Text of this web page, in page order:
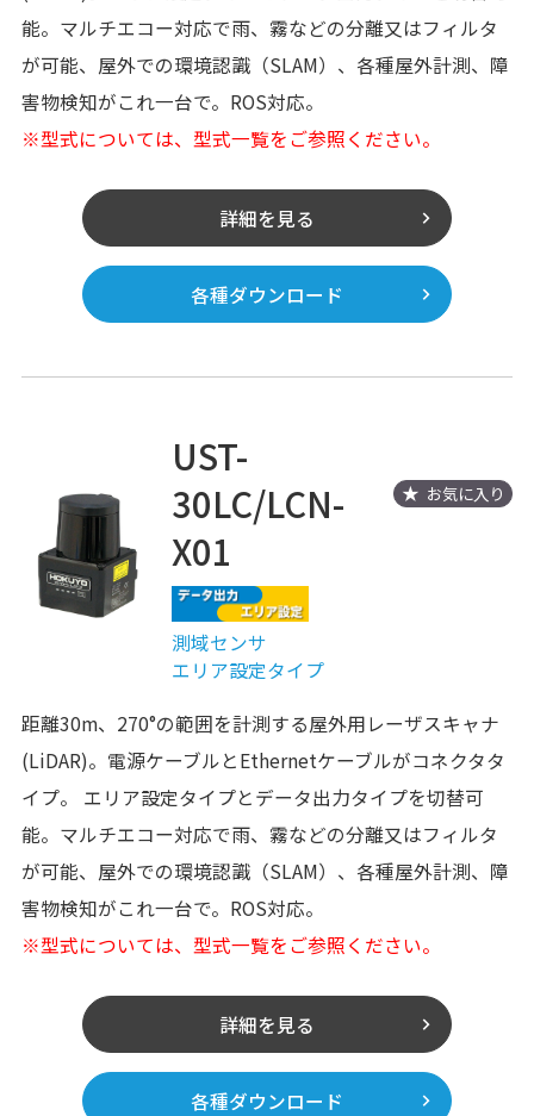
能。マルチエコー対応で雨、霧などの分離又はフィルタ
が可能、屋外での環境認識（SLAM）、各種屋外計測、障
害物検知がこれ一台で。ROS対応。
※型式については、型式一覧をご参照ください。
詳細を見る
各種ダウンロード
お気に入り
UST-
30LC/LCN-
X01
測域センサ
エリア設定タイプ
距離30m、270°の範囲を計測する屋外用レーザスキャナ
(LiDAR)。電源ケーブルとEthernetケーブルがコネクタタ
イプ。 エリア設定タイプとデータ出力タイプを切替可
能。マルチエコー対応で雨、霧などの分離又はフィルタ
が可能、屋外での環境認識（SLAM）、各種屋外計測、障
害物検知がこれ一台で。ROS対応。
※型式については、型式一覧をご参照ください。
詳細を見る
各種ダウンロード